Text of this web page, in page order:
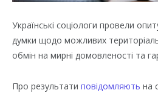
Українські соціологи провели
думки щодо можливих
обмін на мирні домовленості та
Про результати повідомляють на